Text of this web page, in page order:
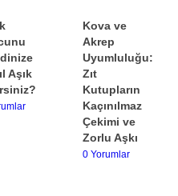
Aşık
Kova ve
Akrep
Uyumluluğu:
Zıt
Kutupların
Kaçınılmaz
Çekimi ve
Zorlu Aşkı
0 Yorumlar